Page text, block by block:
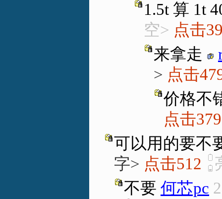
1.5t 算 1t
空> 点击
来拿走
> 点击
价格不
点击379
可以用的要不
字> 点击512
不要 何芯pc